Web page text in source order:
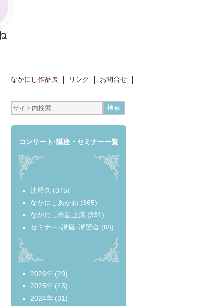
なかにし作品展 リンク お問合せ
コンサート･講座・セミナー一覧
辻裕久 (375)
なかにしあかね (365)
なかにし作品上演 (331)
セミナー･講座･講習会 (88)
2026年 (29)
2025年 (45)
2024年 (31)